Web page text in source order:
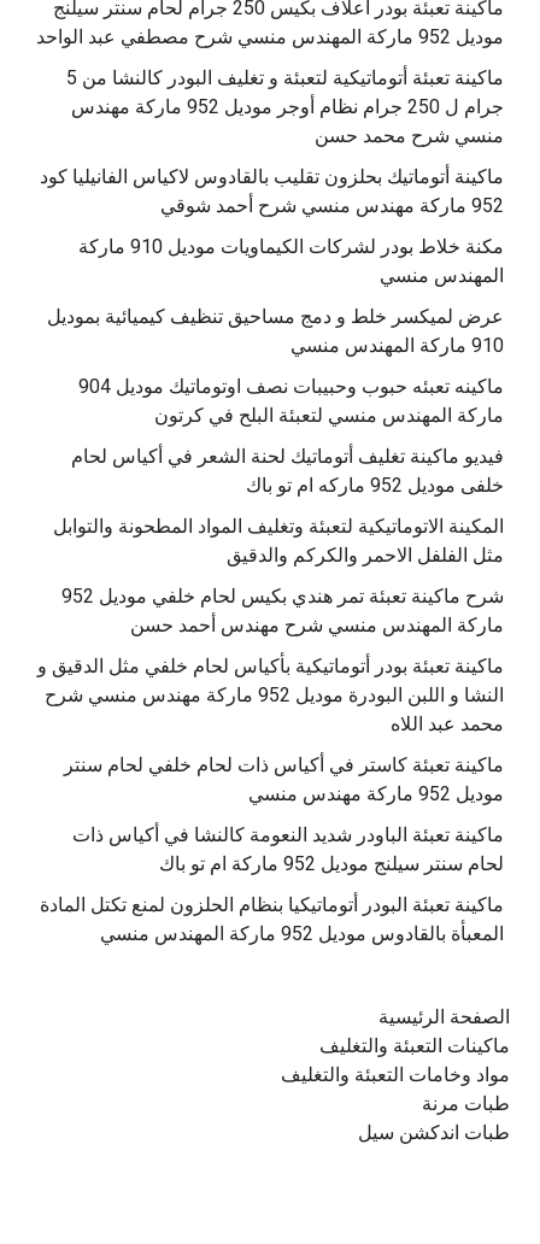
ماكينة تعبئة بودر اعلاف بكيس 250 جرام لحام سنتر سيلنج
موديل 952 ماركة المهندس منسي شرح مصطفي عبد الواحد
ماكينة تعبئة أتوماتيكية لتعبئة و تغليف البودر كالنشا من 5
جرام ل 250 جرام نظام أوجر موديل 952 ماركة مهندس
منسي شرح محمد حسن
‫ماكينة أتوماتيك بحلزون تقليب بالقادوس لاكياس الفانيليا كود
مكنة خلاط بودر لشركات الكيماويات موديل 910 ماركة
المهندس منسي
عرض لميكسر خلط و دمج مساحيق تنظيف كيميائية بموديل
910 ماركة المهندس منسي
‫ماكينه تعبئه حبوب وحبيبات نصف اوتوماتيك موديل 904
‫فيديو ماكينة تغليف أتوماتيك لحنة الشعر في أكياس لحام
خلفى موديل 952 ماركه ام تو باك
المكينة الاتوماتيكية لتعبئة وتغليف المواد المطحونة والتوابل
مثل الفلفل الاحمر والكركم والدقيق
‫شرح ماكينة تعبئة تمر هندي بكيس لحام خلفي موديل 952
ماكينة تعبئة بودر أتوماتيكية بأكياس لحام خلفي مثل الدقيق و
النشا و اللبن البودرة موديل 952 ماركة مهندس منسي شرح
محمد عبد اللاه
‫ماكينة تعبئة كاستر في أكياس ذات لحام خلفي لحام سنتر
موديل 952 ماركة مهندس منسي
‫ماكينة تعبئة الباودر شديد النعومة كالنشا في أكياس ذات
‫ماكينة تعبئة البودر أتوماتيكيا بنظام الحلزون لمنع تكتل المادة
الصفحة الرئيسية
ماكينات التعبئة والتغليف
مواد وخامات التعبئة والتغليف
طبات مرنة
طبات اندكشن سيل